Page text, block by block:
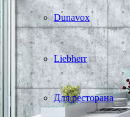
Dunavox
Liebherr
Для ресторана